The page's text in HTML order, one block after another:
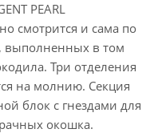
PEARL
смотрится и сама по
выполненных в том
Три отделения
на молнию. Секция
блок с гнездами для
окошка.